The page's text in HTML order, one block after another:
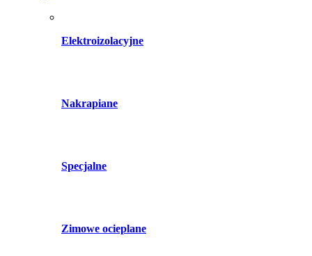
Elektroizolacyjne
Nakrapiane
Specjalne
Zimowe ocieplane